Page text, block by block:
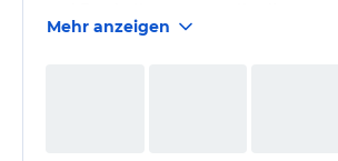
auf Animationsprogramme gerne
Mehr anzeigen